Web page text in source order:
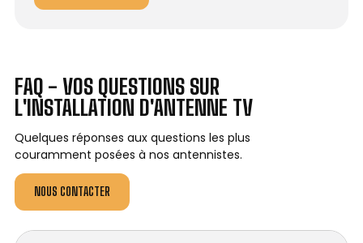
FAQ - VOS QUESTIONS SUR
L'INSTALLATION D'ANTENNE TV
Quelques réponses aux questions les plus
couramment posées à nos antennistes.
NOUS CONTACTER